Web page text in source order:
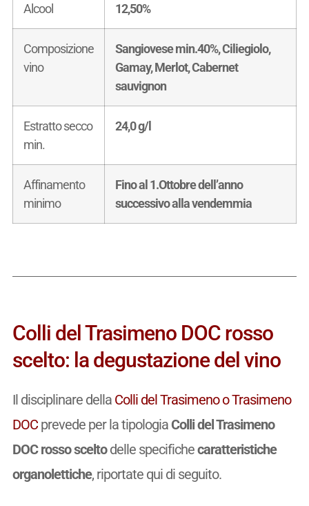
Alcool 12,50%
Composizione
vino
Sangiovese min.40%, Ciliegiolo,
Gamay, Merlot, Cabernet
sauvignon
Estratto secco
min.
24,0 g/l
Affinamento
minimo
Fino al 1.Ottobre dell’anno
successivo alla vendemmia
Colli del Trasimeno DOC rosso
scelto: la degustazione del vino
Il disciplinare della Colli del Trasimeno o Trasimeno
DOCprevede per la tipologia Colli del Trasimeno
DOC rosso sceltodelle specifichecaratteristiche
organolettiche, riportate qui di seguito.